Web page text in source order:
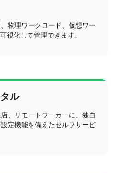
物理ワークロード、仮想ワー
視化して管理できます。
ル
、リモートワーカーに、独自
定機能を備えたセルフサービ